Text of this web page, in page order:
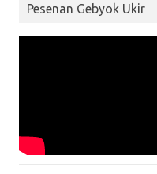
Pesenan Gebyok Ukir